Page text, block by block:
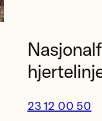
23 12 00 50